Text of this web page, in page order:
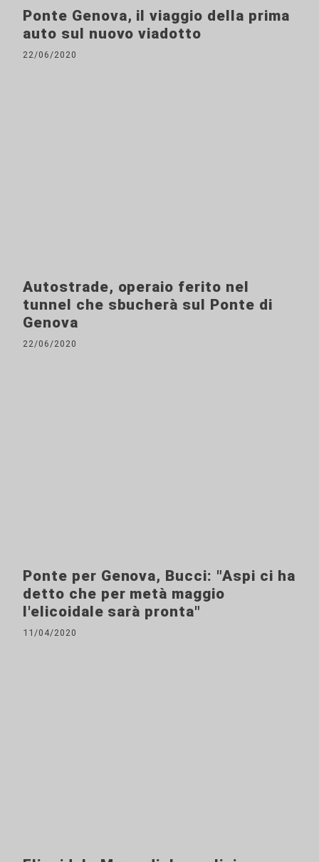
Ponte Genova, il viaggio della prima
auto sul nuovo viadotto
22/06/2020
Autostrade, operaio ferito nel
tunnel che sbucherà sul Ponte di
Genova
22/06/2020
Ponte per Genova, Bucci: "Aspi ci ha
detto che per metà maggio
l'elicoidale sarà pronta"
11/04/2020